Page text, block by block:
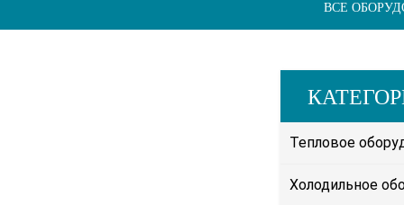
ВСЕ
Тепловое
Холодильное